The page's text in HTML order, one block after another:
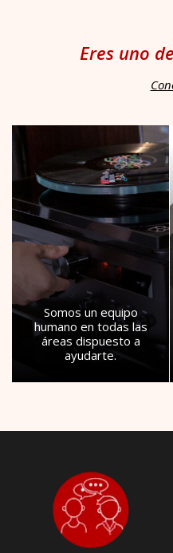
Eres uno
Somos un equipo
humano en todas las
áreas dispuesto a
ayudarte.